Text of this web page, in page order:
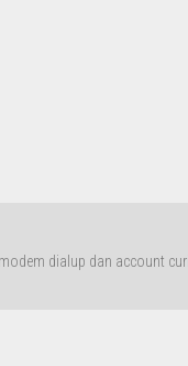
dialup dan account